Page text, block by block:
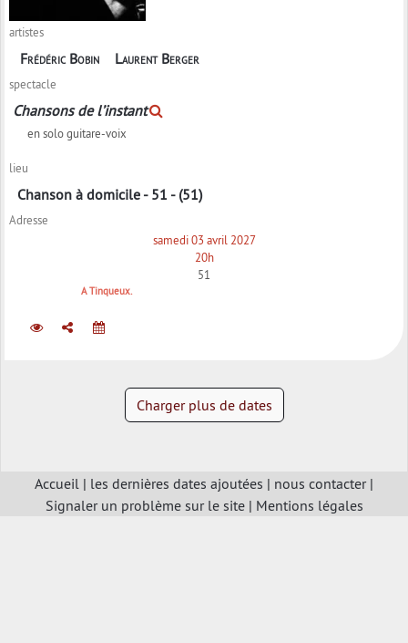
artistes
Frédéric Bobin Laurent Berger
spectacle
Chansons de l’instant
en solo guitare-voix
lieu
Chanson à domicile - 51 - (51)
Adresse
samedi 03 avril 2027
20h
51
A Tinqueux.
Charger plus de dates
Accueil | les dernières dates ajoutées | nous contacter|
Signaler un problème sur le site| Mentions légales